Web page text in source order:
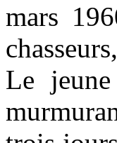
mars
Le